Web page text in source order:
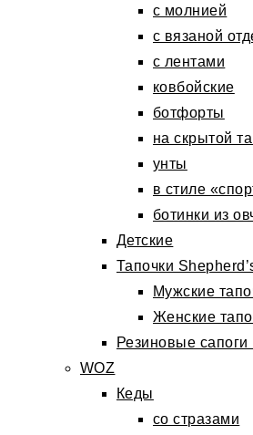
с молнией
с вязаной
с лентами
ковбойские
ботфорты
на скрытой
унты
в стиле
ботинки из
Детские
Тапочки
Мужские
Женские
Резиновые сапоги
WOZ
Кеды
со стразами